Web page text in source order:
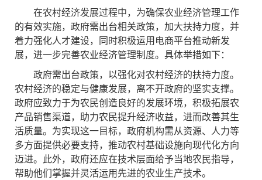
在农村经济发展过程中，为确保农业经济管理工作
的有效实施，政府需出台相关政策，加大扶持力度，并
着力强化人才建设，同时积极运用电商平台推动新发
展，进一步完善农业经济管理制度。具体举措如下：
政府需出台政策，以强化对农村经济的扶持力度。
农村经济的稳定与健康发展，离不开政府的坚实支撑。
政府应致力于为农民创造良好的发展环境，积极拓展农
产品销售渠道，助力农民提升经济收益，进而改善其生
活质量。为实现这一目标，政府机构需从资源、人力等
多方面提供必要支持，推动农村基础设施向现代化方向
迈进。此外，政府还应在技术层面给予当地农民指导，
帮助他们掌握并灵活运用先进的农业生产技术。